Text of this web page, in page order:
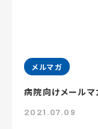
メルマガ
病院向けメール
2021.07.09